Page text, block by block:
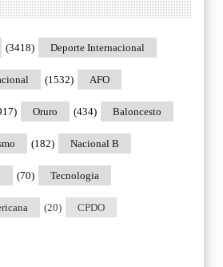
Deporte Internacional
(3418)
AFO
(1532)
Oruro Baloncesto
(434)
Nacional B
(182)
Tecnologia
(70)
CPDO
(20)